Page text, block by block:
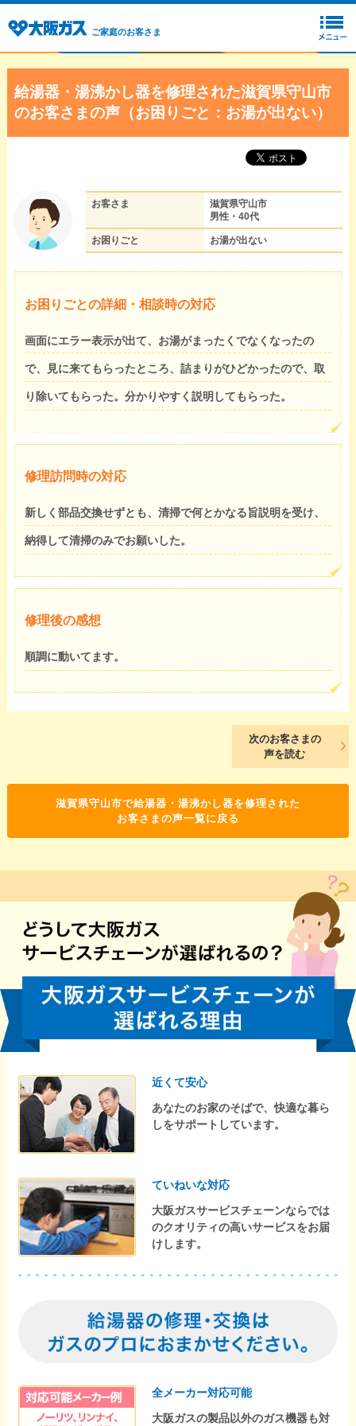
ご家庭のお客さま
給湯器・湯沸かし器を修理された滋賀県守山市
のお客さまの声（お困りごと：お湯が出ない）
お客さま
滋賀県守山市
男性・40代
お困りごと お湯が出ない
お困りごとの詳細・相談時の対応
画面にエラー表示が出て、お湯がまったくでなくなったの
で、見に来てもらったところ、詰まりがひどかったので、取
り除いてもらった。分かりやすく説明してもらった。
修理訪問時の対応
新しく部品交換せずとも、清掃で何とかなる旨説明を受け、
納得して清掃のみでお願いした。
修理後の感想
順調に動いてます。
次のお客さまの
声を読む
滋賀県守山市で給湯器・湯沸かし器を修理された
お客さまの声一覧に戻る
近くて安心
あなたのお家のそばで、快適な暮ら
しをサポートしています。
ていねいな対応
大阪ガスサービスチェーンならでは
のクオリティの高いサービスをお届
けします。
全メーカー対応可能
大阪ガスの製品以外のガス機器も対